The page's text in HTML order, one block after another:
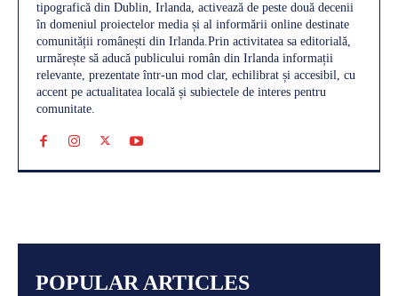
tipografică din Dublin, Irlanda, activează de peste două decenii
în domeniul proiectelor media și al informării online destinate
comunității românești din Irlanda.Prin activitatea sa editorială,
urmărește să aducă publicului român din Irlanda informații
relevante, prezentate într-un mod clar, echilibrat și accesibil, cu
accent pe actualitatea locală și subiectele de interes pentru
comunitate.
POPULAR ARTICLES